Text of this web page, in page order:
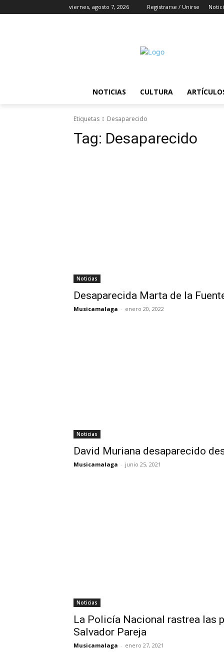
viernes, agosto 7, 2026 Registrarse / Unirse
NOTICIAS CULTURA
Etiquetas Desaparecido
Tag: Desaparecido
Noticias
Desaparecida Marta de la
Musicamalaga - enero 20, 2022
Noticias
David Muriana desaparecido
Musicamalaga - junio 25, 2021
Noticias
La Policía Nacional rastrea las
Salvador Pareja
Musicamalaga - enero 27, 2021